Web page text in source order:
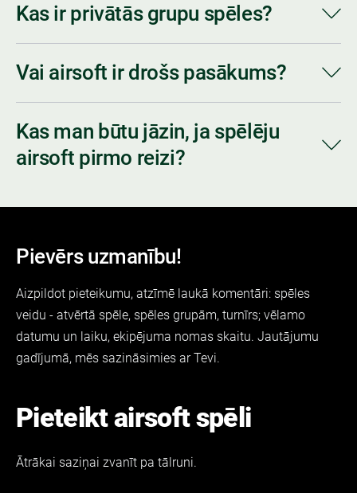
Kas ir privātās grupu spēles?
Vai airsoft ir drošs pasākums?
Kas man būtu jāzin, ja spēlēju
airsoft pirmo reizi?
Pievērs uzmanību!
Aizpildot pieteikumu, atzīmē laukā komentāri: spēles
veidu - atvērtā spēle, spēles grupām, turnīrs; vēlamo
datumu un laiku, ekipējuma nomas skaitu. Jautājumu
gadījumā, mēs sazināsimies ar Tevi.
Pieteikt airsoft spēli
Ātrākai saziņai zvanīt pa tālruni.